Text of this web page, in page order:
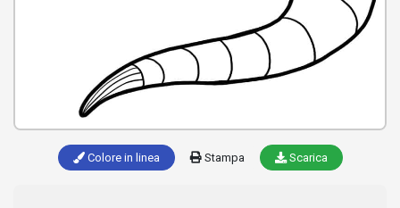
Colore in linea Stampa Scarica